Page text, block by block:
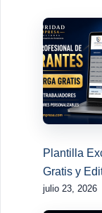
Plantilla
Gratis y
julio 23, 2026